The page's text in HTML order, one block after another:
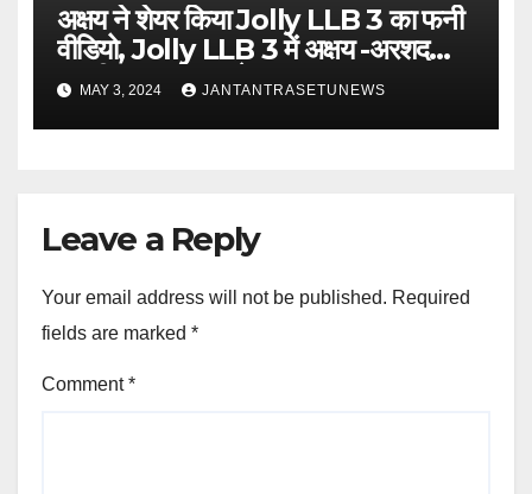
अक्षय ने शेयर किया Jolly LLB 3 का फनी
वीडियो, Jolly LLB 3 में अक्षय -अरशद
वारसी एक साथ आएगे नजर
MAY 3, 2024 JANTANTRASETUNEWS
Leave a Reply
Your email address will not be published. Required
fields are marked *
Comment*